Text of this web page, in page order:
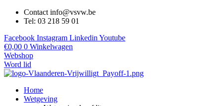
Contact info@vsvw.be
Tel: 03 218 59 01
Facebook Instagram Linkedin Youtube
€0,00 0 Winkelwagen
Webshop
Word lid
Home
Wetgeving